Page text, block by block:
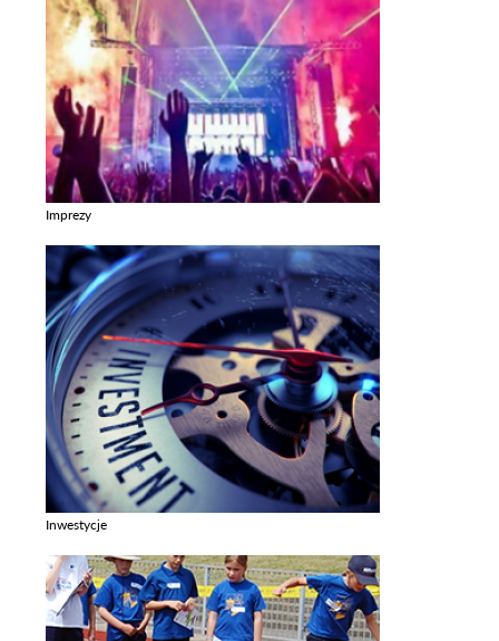
Imprezy
Inwestycje